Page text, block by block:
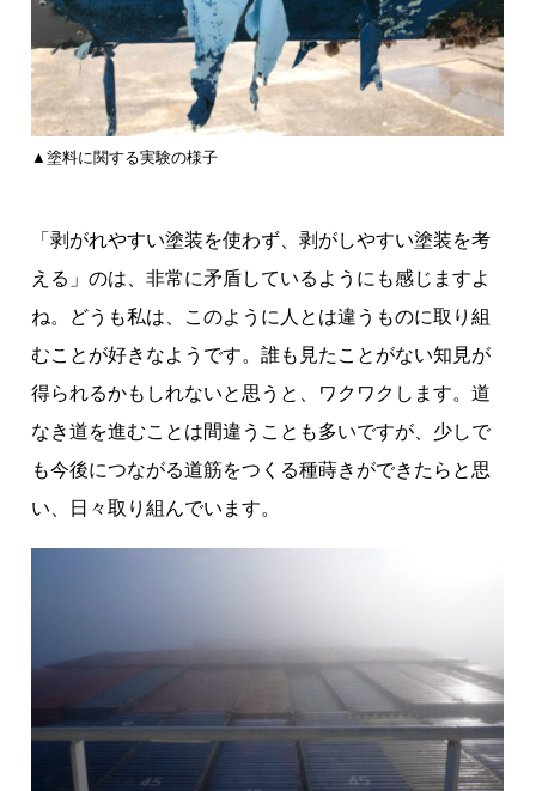
▲塗料に関する実験の様子
「剥がれやすい塗装を使わず、剥がしやすい塗装を考
える」のは、非常に矛盾しているようにも感じますよ
ね。どうも私は、このように人とは違うものに取り組
むことが好きなようです。誰も見たことがない知見が
得られるかもしれないと思うと、ワクワクします。道
なき道を進むことは間違うことも多いですが、少しで
も今後につながる道筋をつくる種蒔きができたらと思
い、日々取り組んでいます。